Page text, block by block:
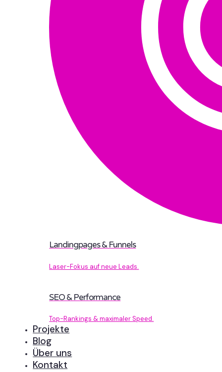
Landingpages & Funnels
Laser-Fokus auf neue Leads.
SEO & Performance
Top-Rankings & maximaler Speed.
Projekte
Blog
Über uns
Kontakt